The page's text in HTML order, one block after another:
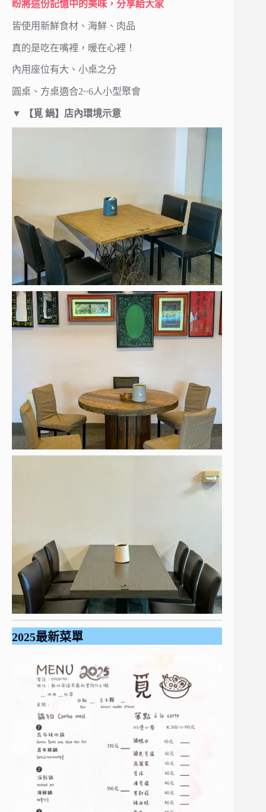
盼將這份記憶中的美味，分享給大家
皆使用新鮮食材、海鮮、肉品
真的是吃在嘴裡，暖在心裡！
內用座位有大、小桌之分
圓桌、方桌適合2~6人小型聚會
▼ 【覓 鍋】店內環境示意
2025最新菜單